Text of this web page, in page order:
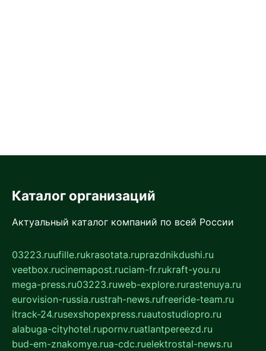
Каталог организаций
Актуальный каталог компаний по всей России
03223.ruufille.rukrasotata.ruprazdnikdushi.ru
veetbox.rucinemapost.ruciam-fr.rukraft-you.ru
mega-press.ru03223.ruweb-explore.rurastenuya.ru
eurovision-russia.rustrah-news.rufreeride-team.ru
itrack-24.rusexshopexpress.ruautostudiopro.ru
alabuga-cityhotel.rupornv.ruatlantpereezd.ru
bud-em-znakomye.rua-cdc.ruelektrostal-news.ru